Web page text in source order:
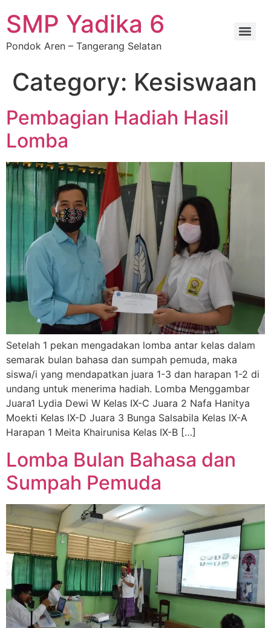
SMP Yadika 6
Pondok Aren – Tangerang Selatan
Category: Kesiswaan
Pembagian Hadiah Hasil
Lomba
Setelah 1 pekan mengadakan lomba antar kelas dalam
semarak bulan bahasa dan sumpah pemuda, maka
siswa/i yang mendapatkan juara 1-3 dan harapan 1-2 di
undang untuk menerima hadiah. Lomba Menggambar
Juara1 Lydia Dewi W Kelas IX-C Juara 2 Nafa Hanitya
Moekti Kelas IX-D Juara 3 Bunga Salsabila Kelas IX-A
Harapan 1 Meita Khairunisa Kelas IX-B […]
Lomba Bulan Bahasa dan
Sumpah Pemuda